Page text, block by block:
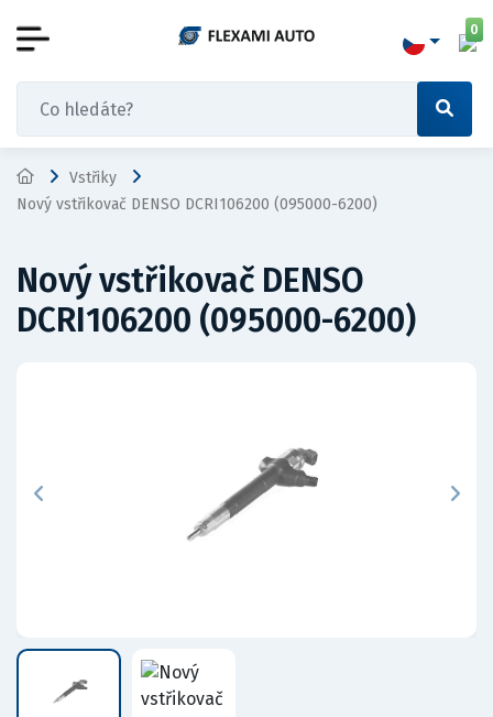
0
Vstřiky
Nový vstřikovač DENSO DCRI106200 (095000-6200)
Nový vstřikovač DENSO
DCRI106200 (095000-6200)